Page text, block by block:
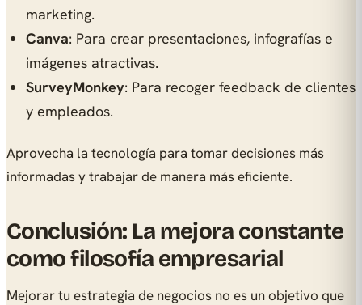
marketing.
Canva: Para crear presentaciones, infografías e
imágenes atractivas.
SurveyMonkey: Para recoger feedback de clientes
y empleados.
Aprovecha la tecnología para tomar decisiones más
informadas y trabajar de manera más eficiente.
Conclusión: La mejora constante
como filosofía empresarial
Mejorar tu estrategia de negocios no es un objetivo que